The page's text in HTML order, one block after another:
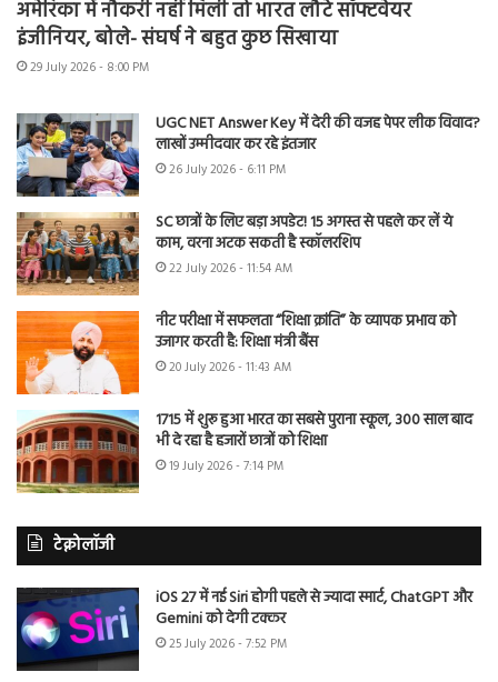
अमेरिका में नौकरी नहीं मिली तो भारत लौटे सॉफ्टवेयर
इंजीनियर, बोले- संघर्ष ने बहुत कुछ सिखाया
29 July 2026 - 8:00 PM
UGC NET Answer Key में देरी की वजह पेपर लीक विवाद?
लाखों उम्मीदवार कर रहे इंतजार
26 July 2026 - 6:11 PM
SC छात्रों के लिए बड़ा अपडेट! 15 अगस्त से पहले कर लें ये
काम, वरना अटक सकती है स्कॉलरशिप
22 July 2026 - 11:54 AM
नीट परीक्षा में सफलता “शिक्षा क्रांति” के व्यापक प्रभाव को
उजागर करती है: शिक्षा मंत्री बैंस
20 July 2026 - 11:43 AM
1715 में शुरू हुआ भारत का सबसे पुराना स्कूल, 300 साल बाद
भी दे रहा है हजारों छात्रों को शिक्षा
19 July 2026 - 7:14 PM
टेक्नोलॉजी
iOS 27 में नई Siri होगी पहले से ज्यादा स्मार्ट, ChatGPT और
Gemini को देगी टक्कर
25 July 2026 - 7:52 PM